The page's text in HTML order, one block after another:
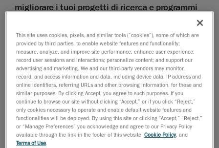
migliorare i tuoi progetti di ricerca e programmi
Selezione delle
tecnologie di misurazione 3D di livello
metrologico
della linea Creaform
Il software Creaform ACADEMIA consente di
gestire reverse engineering e ispezione
Piano di assistenza clienti ACADEMIA di 2 anni
This site uses cookies, pixels, and similar tools (“cookies”), some of which are
provided by third parties, to enable website features and functionality;
measure, analyze, and improve site performance; enhance user experience;
record user sessions and interactions; personalize content; and support our
advertising and marketing. We and our third-party vendors may monitor,
record, and access information and data, including device data, IP address and
online identifiers, referring URLs and other browsing information, for these and
similar purposes. By clicking Accept, you agree to such purposes. If you
continue to browse our site without clicking “Accept,” or if you click “Reject,”
only cookies necessary to operate and enable default website features and
functionalities will be deployed. By using this site or clicking “Accept,” “Reject,”
or “Manage Preferences” you acknowledge and agree to our Privacy Policy
available through the link in the footer of this website,Cookie Policy, and
Terms of Use.